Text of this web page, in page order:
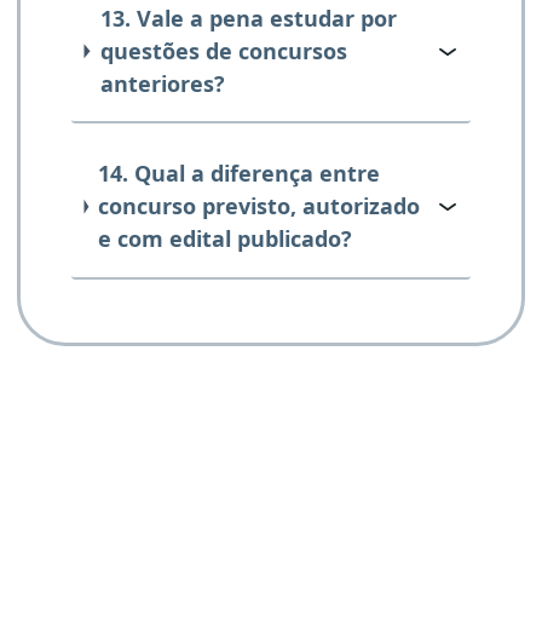
13. Vale a pena estudar por
questões de concursos
anteriores?
14. Qual a diferença entre
concurso previsto, autorizado
e com edital publicado?